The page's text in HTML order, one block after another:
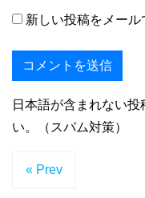
新しい投稿をメール
日本語が含まれない
い。（スパム対策）
« Prev